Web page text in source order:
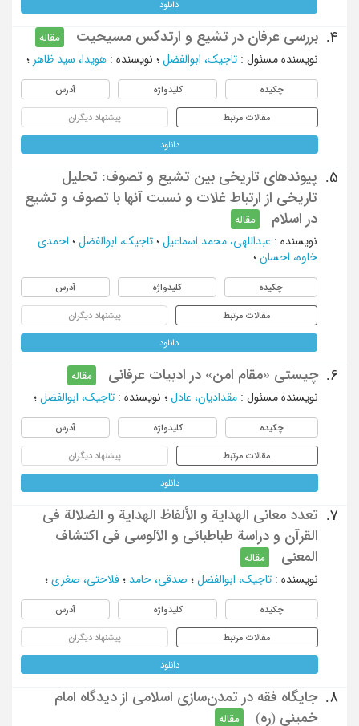
دانلود
4. بررسی عرفان در تشیع و ارتدکس مسیحیت
مقاله
نویسنده مسئول : تاجیک، ابوالفضل ؛ نویسنده : هویدا، سید ظاهر ؛
چکیده کلیدواژه آدرس
مقالات مرتبط پیشنهاد دیگران
دانلود
5.
پیوندهای تاریخی بین تشیع و تصوف: تحلیل
تاریخی از ارتباط غلات و نسبت آنها با تصوف و تشیع
در اسلام
مقاله
نویسنده : عبداللهی، محمد اسماعیل ؛ تاجیک، ابوالفضل ؛ احمدی
خاوه، احسان ؛
چکیده کلیدواژه آدرس
مقالات مرتبط پیشنهاد دیگران
دانلود
6. چیستی «مقام امن» در ادبیات عرفانی
مقاله
نویسنده مسئول : مقدادیان، عادل ؛ نویسنده : تاجیک، ابوالفضل ؛
چکیده کلیدواژه آدرس
مقالات مرتبط پیشنهاد دیگران
دانلود
7.
تعدد معاني الهدایة و الألفاظ الهدایة و الضلالة فی
القرآن و دراسة طباطبائي و الآلوسی فی اکتشاف
المعنی
مقاله
نویسنده : تاجیک، ابوالفضل ؛ صدقی، حامد ؛ فلاحتی، صغری ؛
چکیده کلیدواژه آدرس
مقالات مرتبط پیشنهاد دیگران
دانلود
8.
جایگاه فقه در تمدن‎سازی اسلامی از دیدگاه امام
خمینی (ره)
مقاله